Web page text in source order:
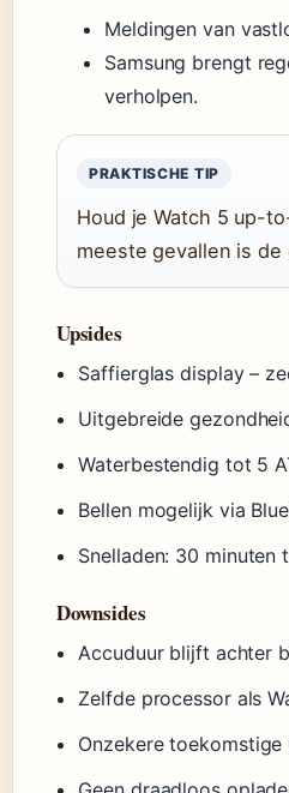
Meldingen van
Samsung brengt
verholpen.
PRAKTISCHE TIP
Houd je Watch 5 up-
meeste gevallen is
Upsides
Saffierglas display –
Uitgebreide
Waterbestendig tot 5
Bellen mogelijk via
Snelladen: 30 minuten
Downsides
Accuduur blijft achter
Zelfde processor als
Onzekere